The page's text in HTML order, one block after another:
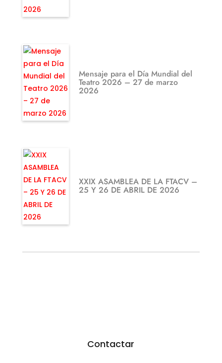
Mensaje para el Día Mundial del
Teatro 2026 – 27 de marzo
2026
XXIX ASAMBLEA DE LA FTACV –
25 Y 26 DE ABRIL DE 2026
Contactar